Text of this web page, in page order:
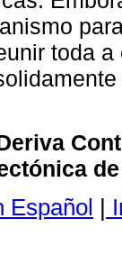
toda
Español |